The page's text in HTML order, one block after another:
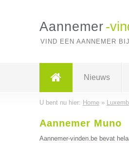
Aannemer -
VIND EEN AANNEMER
Nieuws
U bent nu hier: Home»
Aannemer Muno
Aannemer-vinden.be bevat